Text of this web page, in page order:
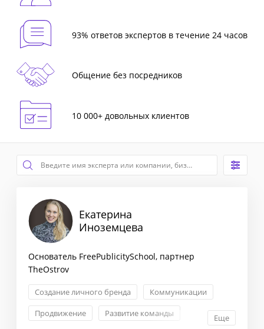
93% ответов экспертов в течение 24 часов
Общение без посредников
10 000+ довольных клиентов
Екатерина
Иноземцева
Основатель FreePublicitySchool, партнер
TheOstrov
Создание личного бренда
Коммуникации
Продвижение
Развитие команды Еще